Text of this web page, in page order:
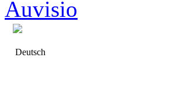
Deutsch